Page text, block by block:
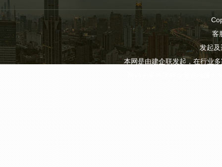
客
发起
本网是由建企联发起，在行业